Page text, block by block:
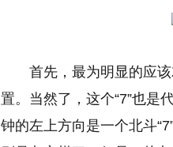
首先，最为明显的应
置。当然了，这个“7”也是
钟的左上方向是一个北斗